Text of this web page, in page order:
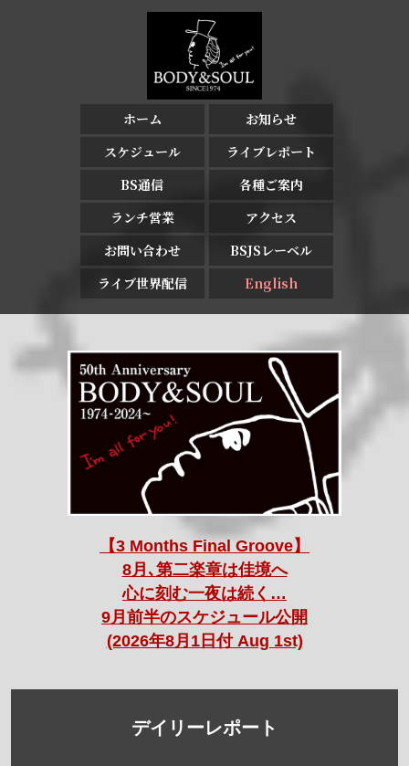
ホーム
お知らせ
スケジュール
ライブレポート
BS通信
各種ご案内
ランチ営業
アクセス
お問い合わせ
BSJSレーベル
ライブ世界配信
English
【3 Months Final Groove】
8月､第二楽章は佳境へ
心に刻む一夜は続く…
9月前半のスケジュール公開
(2026年8月1日付 Aug 1st)
デイリーレポート